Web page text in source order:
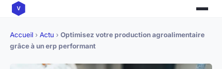
Accueil › Actu › Optimisez votre production agroalimentaire
grâce à un erp performant